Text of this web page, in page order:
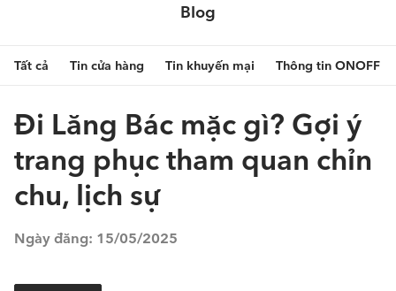
Blog
Tất cả Tin cửa hàng Tin khuyến mại Thông tin ONOFF
Đi Lăng Bác mặc gì? Gợi ý
trang phục tham quan chỉn
chu, lịch sự
Ngày đăng: 15/05/2025